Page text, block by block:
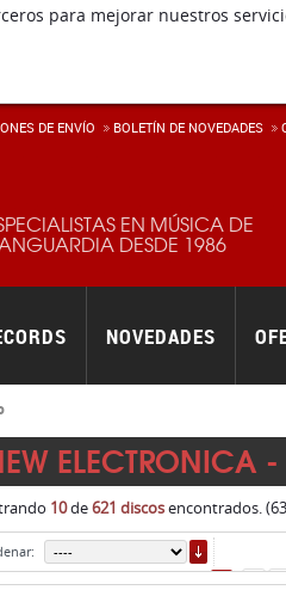
para mejorar nuestros
EN MÚSICA DE
DESDE 1986
NOVEDADES
DE ENVÍ­O BOLETÍN DE NOVEDADES
ELECTRONICA
10de621 discosencontrados.
ORDENAR
14 15